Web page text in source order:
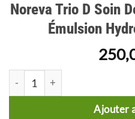
Noreva Trio D Soin
Émulsion
quantité de Noreva Trio D
Ajouter